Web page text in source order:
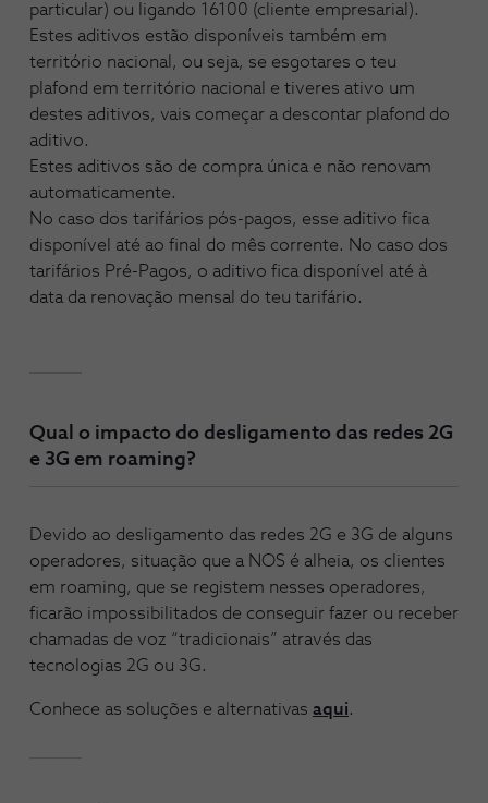
particular) ou ligando 16100 (cliente empresarial).
Estes aditivos estão disponíveis também em
território nacional, ou seja, se esgotares o teu
plafond em território nacional e tiveres ativo um
destes aditivos, vais começar a descontar plafond do
aditivo.
Estes aditivos são de compra única e não renovam
automaticamente.
No caso dos tarifários pós-pagos, esse aditivo fica
disponível até ao final do mês corrente. No caso dos
tarifários Pré-Pagos, o aditivo fica disponível até à
data da renovação mensal do teu tarifário.
Qual o impacto do desligamento das redes 2G
e 3G em roaming?
Devido ao desligamento das redes 2G e 3G de alguns
operadores, situação que a NOS é alheia, os clientes
em roaming, que se registem nesses operadores,
ficarão impossibilitados de conseguir fazer ou receber
chamadas de voz “tradicionais” através das
tecnologias 2G ou 3G.
Conhece as soluções e alternativas aqui.